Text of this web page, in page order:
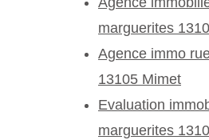
marguerites
Agence immo
13105 Mimet
Evaluation
marguerites